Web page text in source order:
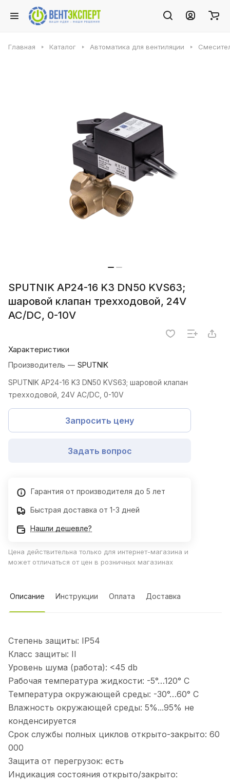
Главная Каталог Автоматика для вентиляции
SPUTNIK AP24-16 K3 DN50 KVS63;
шаровой клапан трехходовой, 24V
AC/DC, 0-10V
Характеристики
Производитель — SPUTNIK
SPUTNIK AP24-16 K3 DN50 KVS63; шаровой клапан
трехходовой, 24V AC/DC, 0-10V
Запросить цену
Задать вопрос
Гарантия от производителя до 5 лет
Быстрая доставка от 1-3 дней
Нашли дешевле?
Цена действительна только для интернет-магазина и
может отличаться от цен в розничных магазинах
Описание Инструкции Оплата Доставка
Степень защиты: IP54
Класс защиты: II
Уровень шума (работа): <45 db
Рабочая температура жидкости: -5°…120° С
Температура окружающей среды: -30°…60° С
Влажность окружающей среды: 5%...95% не
конденсируется
Срок службы полных циклов открыто-закрыто: 60
000
Защита от перегрузок: есть
Индикация состояния открыто/закрыто: